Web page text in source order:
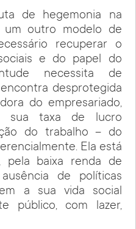
de hegemonia na
um outro modelo de
recuperar o
e do papel do
necessita de
desprotegida
do empresariado,
sua taxa de lucro
do trabalho – do
Ela está
pela baixa renda de
de políticas
a sua vida social
público, com lazer,